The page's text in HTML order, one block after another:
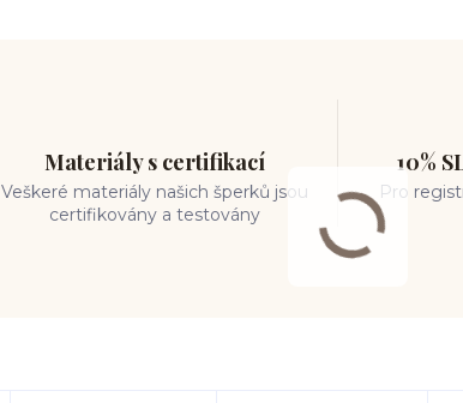
Materiály s certifikací
Veškeré materiály našich šperků jsou
certifikovány a testovány
10%
Pro